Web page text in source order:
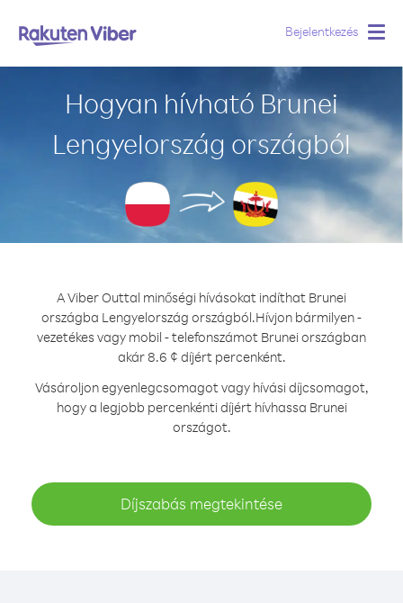
Bejelentkezés
Hogyan hívható Brunei
Lengyelország országból
A Viber Outtal minőségi hívásokat indíthat Brunei
országba Lengyelország országból.Hívjon bármilyen -
vezetékes vagy mobil - telefonszámot Brunei országban
akár 8.6 ¢ díjért percenként.
Vásároljon egyenlegcsomagot vagy hívási díjcsomagot,
hogy a legjobb percenkénti díjért hívhassa Brunei
országot.
Díjszabás megtekintése